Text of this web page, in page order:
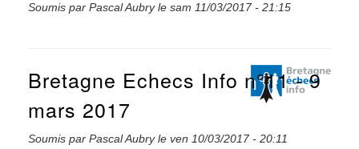
Soumis par Pascal Aubryle sam 11/03/2017 - 21:15
Bretagne Echecs Info n°11 - 9
mars 2017
Soumis par Pascal Aubryle ven 10/03/2017 - 20:11